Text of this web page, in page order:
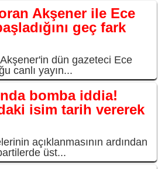
Akşener ile Ece
geç fark
dün gazeteci Ece
canlı yayın...
bomba iddia!
isim tarih vererek
açıklanmasının ardından
üst...